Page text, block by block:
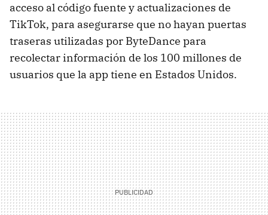
acceso al código fuente y actualizaciones de
TikTok, para asegurarse que no hayan puertas
traseras utilizadas por ByteDance para
recolectar información de los 100 millones de
usuarios que la app tiene en Estados Unidos.